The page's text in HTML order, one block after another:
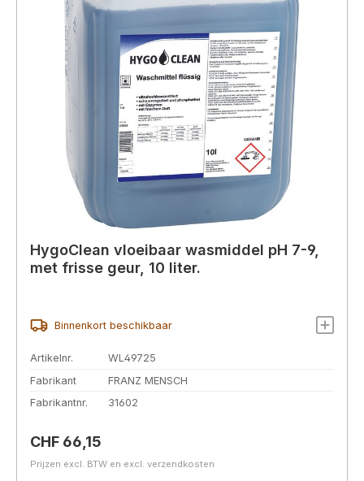
HygoClean vloeibaar wasmiddel pH 7-9,
met frisse geur, 10 liter.
Binnenkort beschikbaar
Artikelnr.
WL49725
Fabrikant
FRANZ MENSCH
Fabrikantnr.
31602
Normale prijs:
CHF 66,15
Prijzen excl. BTW en excl. verzendkosten